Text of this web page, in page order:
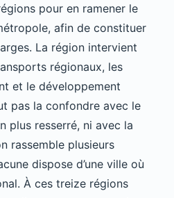
pour en ramener le
afin de constituer
La région intervient
régionaux, les
et le développement
pas la confondre avec le
plus resserré, ni avec la
rassemble plusieurs
dispose d’une ville où
À ces treize régions